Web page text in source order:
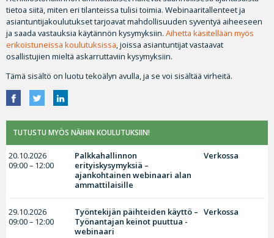
tietoa siitä, miten eri tilanteissa tulisi toimia. Webinaaritallenteet ja
asiantuntijakoulutukset tarjoavat mahdollisuuden syventyä aiheeseen
ja saada vastauksia käytännön kysymyksiin. Aihetta käsitellään myös
erikoistuneissa koulutuksissa, joissa asiantuntijat vastaavat
osallistujien mieltä askarruttaviin kysymyksiin.
Tämä sisältö on luotu tekoälyn avulla, ja se voi sisältää virheitä.
TUTUSTU MYÖS NÄIHIN KOULUTUKSIIN!
20.10.2026
09:00 – 12:00
Palkkahallinnon
erityiskysymyksiä –
ajankohtainen webinaari alan
ammattilaisille
Verkossa
29.10.2026
09:00 – 12:00
Työntekijän päihteiden käyttö –
Työnantajan keinot puuttua -
webinaari
Verkossa